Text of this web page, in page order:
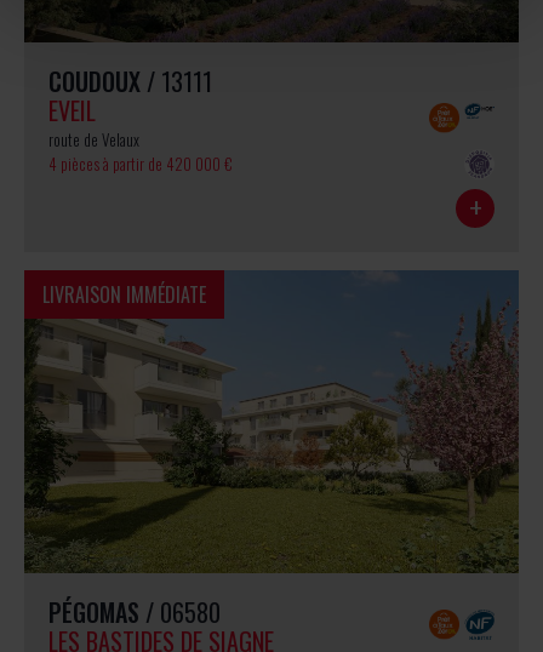
COUDOUX / 13111
EVEIL
route de Velaux
4 piècesà partir de 420 000 €
+
LIVRAISON IMMÉDIATE
PÉGOMAS / 06580
LES BASTIDES DE SIAGNE